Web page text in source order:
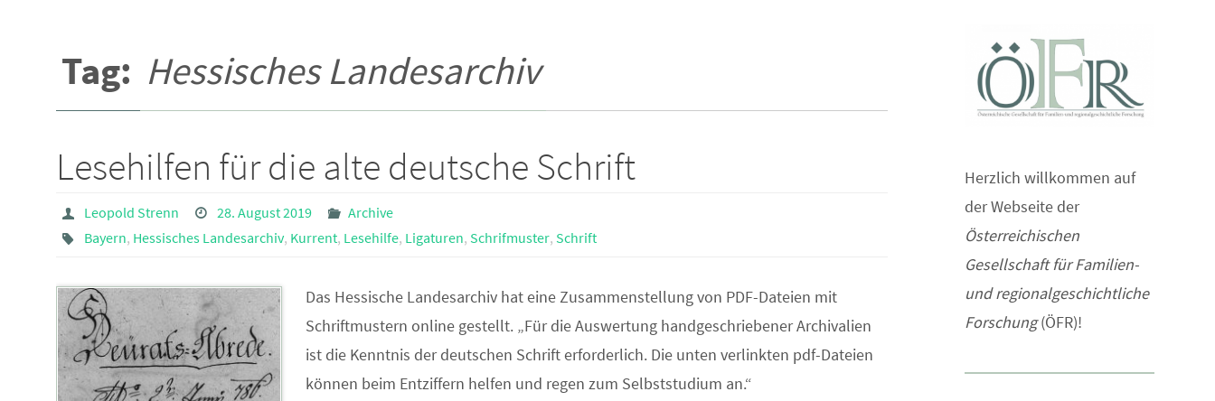
Tag: Hessisches Landesarchiv
Lesehilfen für die alte deutsche Schrift
Leopold Strenn 28. August 2019
Archive
Bayern, Hessisches Landesarchiv, Kurrent, Lesehilfe, Ligaturen, Schrifmuster, Schrift
Das Hessische Landesarchiv hat eine Zusammenstellung von PDF-Dateien mit
Schriftmustern online gestellt. „Für die Auswertung handgeschriebener Archivalien
ist die Kenntnis der deutschen Schrift erforderlich. Die unten verlinkten pdf-Dateien
können beim Entziffern helfen und regen zum Selbststudium an.“
Herzlich willkommen auf
der Webseite der
Österreichischen
Gesellschaft für Familien-
und regionalgeschichtliche
Forschung(ÖFR)!